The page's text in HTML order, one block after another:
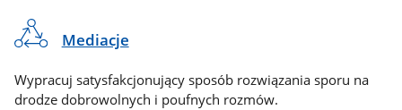
Mediacje
Wypracuj satysfakcjonujący sposób rozwiązania sporu na
drodze dobrowolnych i poufnych rozmów.